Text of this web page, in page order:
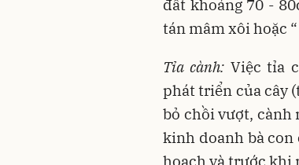
đất khoảng 70 -
tán mâm xôi hoặc
Tỉa cành: Việc tỉa
phát triển của cây
bỏ chồi vượt, cành
kinh doanh bà
hoạch và trước khi